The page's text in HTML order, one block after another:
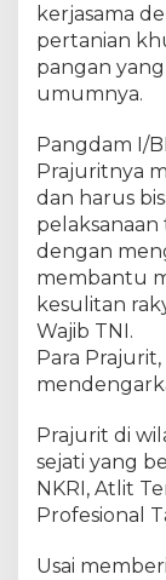
kerjasama
pertanian
pangan
umumnya.
Pangdam I/
Prajuritnya
dan harus
dengan
membantu
kesulitan
Wajib TNI.
Para
Prajurit di
sejati yang
NKRI, Atlit
Profesional
Usai